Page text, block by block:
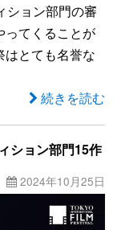
ション部門の審
ってくることが
はとても名誉な
続きを読む
ション部門15作
2024年10月25日